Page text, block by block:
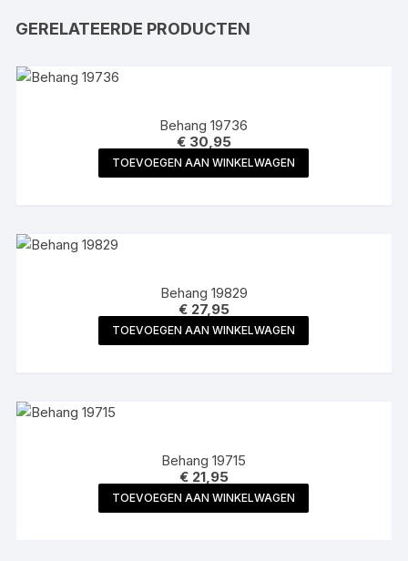
GERELATEERDE PRODUCTEN
Behang 19736
€30,95
TOEVOEGEN AAN WINKELWAGEN
Behang 19829
€27,95
TOEVOEGEN AAN WINKELWAGEN
Behang 19715
€21,95
TOEVOEGEN AAN WINKELWAGEN